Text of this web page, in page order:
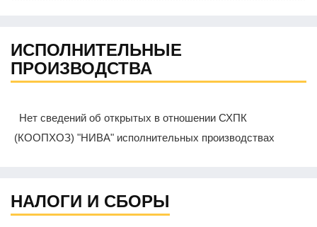
ИСПОЛНИТЕЛЬНЫЕ
ПРОИЗВОДСТВА
Нет сведений об открытых в отношении СХПК
(КООПХОЗ) "НИВА" исполнительных производствах
НАЛОГИ И СБОРЫ